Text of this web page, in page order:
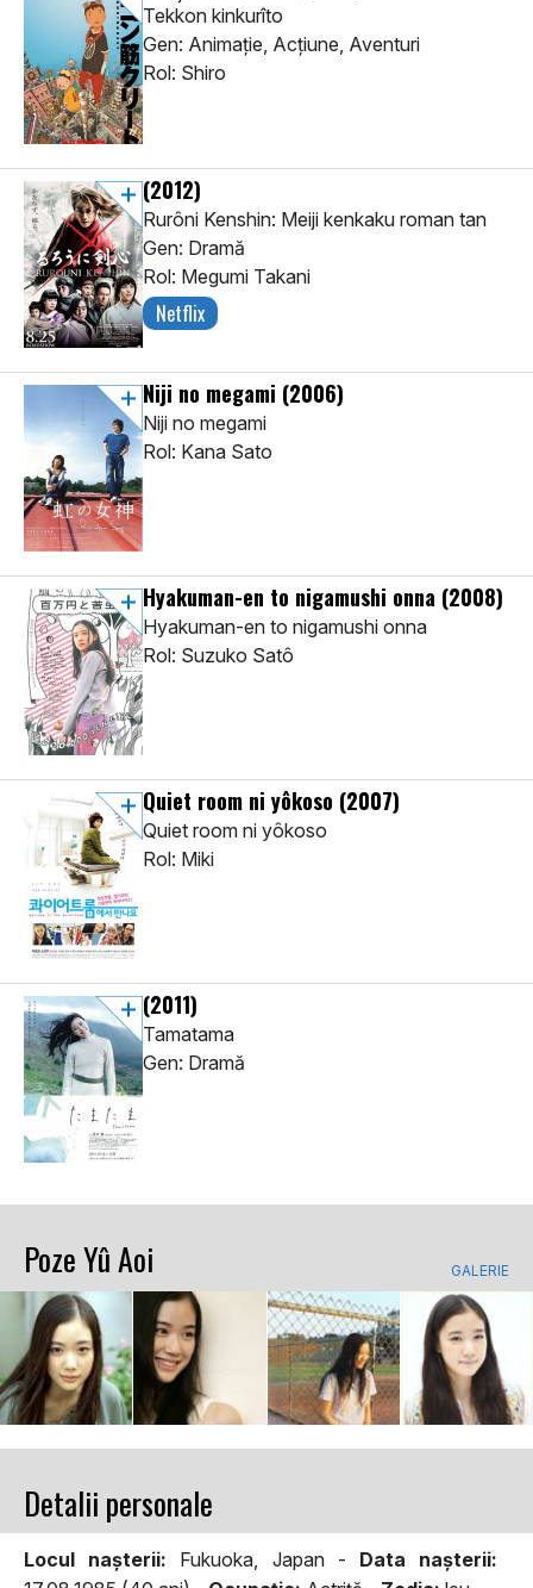
Tekkon kinkurîto
Gen: Animaţie, Acţiune, Aventuri
Rol: Shiro
(2012)
Rurôni Kenshin: Meiji kenkaku roman tan
Gen: Dramă
Rol: Megumi Takani
Netflix
Niji no megami (2006)
Niji no megami
Rol: Kana Sato
Hyakuman-en to nigamushi onna (2008)
Hyakuman-en to nigamushi onna
Rol: Suzuko Satô
Quiet room ni yôkoso (2007)
Quiet room ni yôkoso
Rol: Miki
(2011)
Tamatama
Gen: Dramă
Poze Yû Aoi GALERIE
Detalii personale
Locul naşterii: Fukuoka, Japan - Data naşterii: